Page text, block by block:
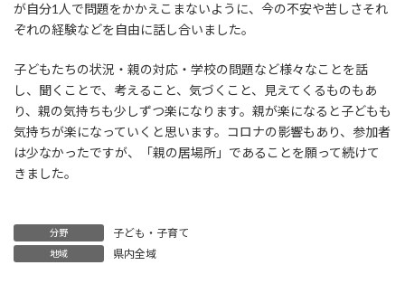
が自分1 人で問題をかかえこまないように、今の不安や苦しさそれ
ぞれの経験などを自由に話し合いました。
子どもたちの状況・親の対応・学校の問題など様々なことを話
し、聞くことで、考えること、気づくこと、見えてくるものもあ
り、親の気持ちも少しずつ楽になります。親が楽になると子どもも
気持ちが楽になっていくと思います。コロナの影響もあり、参加者
は少なかったですが、「親の居場所」であることを願って続けて
きました。
分野 子ども・子育て
地域 県内全域